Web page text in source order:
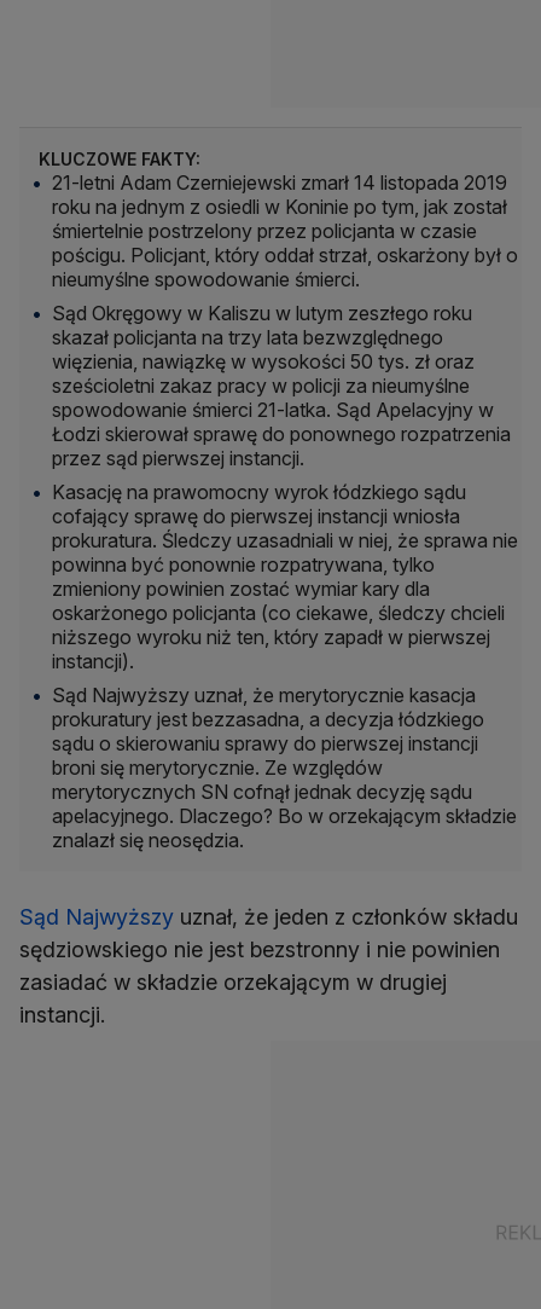
KLUCZOWE FAKTY:
21-letni Adam Czerniejewski zmarł 14 listopada 2019
roku na jednym z osiedli w Koninie po tym, jak został
śmiertelnie postrzelony przez policjanta w czasie
pościgu. Policjant, który oddał strzał, oskarżony był o
nieumyślne spowodowanie śmierci.
Sąd Okręgowy w Kaliszu w lutym zeszłego roku
skazał policjanta na trzy lata bezwzględnego
więzienia, nawiązkę w wysokości 50 tys. zł oraz
sześcioletni zakaz pracy w policji za nieumyślne
spowodowanie śmierci 21-latka. Sąd Apelacyjny w
Łodzi skierował sprawę do ponownego rozpatrzenia
przez sąd pierwszej instancji.
Kasację na prawomocny wyrok łódzkiego sądu
cofający sprawę do pierwszej instancji wniosła
prokuratura. Śledczy uzasadniali w niej, że sprawa nie
powinna być ponownie rozpatrywana, tylko
zmieniony powinien zostać wymiar kary dla
oskarżonego policjanta (co ciekawe, śledczy chcieli
niższego wyroku niż ten, który zapadł w pierwszej
instancji).
Sąd Najwyższy uznał, że merytorycznie kasacja
prokuratury jest bezzasadna, a decyzja łódzkiego
sądu o skierowaniu sprawy do pierwszej instancji
broni się merytorycznie. Ze względów
merytorycznych SN cofnął jednak decyzję sądu
apelacyjnego. Dlaczego? Bo w orzekającym składzie
znalazł się neosędzia.
Sąd Najwyższy uznał, że jeden z członków składu
sędziowskiego nie jest bezstronny i nie powinien
zasiadać w składzie orzekającym w drugiej
instancji.